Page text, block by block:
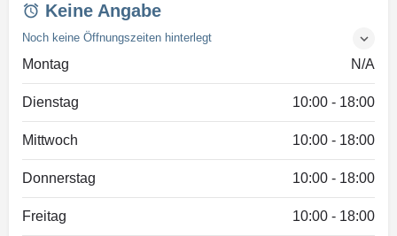
Keine Angabe
Noch keine Öffnungszeiten hinterlegt
Montag N/A
Dienstag 10:00 - 18:00
Mittwoch 10:00 - 18:00
Donnerstag 10:00 - 18:00
Freitag 10:00 - 18:00